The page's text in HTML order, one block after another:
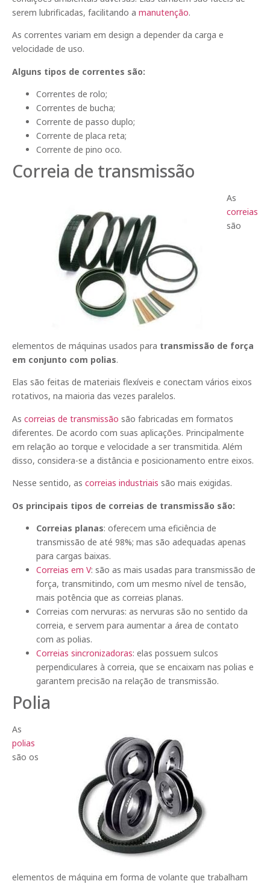
serem lubrificadas, facilitando a manutenção.
As correntes variam em design a depender da carga e
velocidade de uso.
Alguns tipos de correntes são:
Correntes de rolo;
Correntes de bucha;
Corrente de passo duplo;
Corrente de placa reta;
Corrente de pino oco.
Correia de transmissão
As
correias
são
elementos de máquinas usados para transmissão de força
em conjunto com polias.
Elas são feitas de materiais flexíveis e conectam vários eixos
rotativos, na maioria das vezes paralelos.
As correias de transmissão são fabricadas em formatos
diferentes. De acordo com suas aplicações. Principalmente
em relação ao torque e velocidade a ser transmitida. Além
disso, considera-se a distância e posicionamento entre eixos.
Nesse sentido, as correias industriais são mais exigidas.
Os principais tipos de correias de transmissão são:
Correias planas: oferecem uma eficiência de
transmissão de até 98%; mas são adequadas apenas
para cargas baixas.
Correias em V: são as mais usadas para transmissão de
força, transmitindo, com um mesmo nível de tensão,
mais potência que as correias planas.
Correias com nervuras: as nervuras são no sentido da
correia, e servem para aumentar a área de contato
com as polias.
Correias sincronizadoras: elas possuem sulcos
perpendiculares à correia, que se encaixam nas polias e
garantem precisão na relação de transmissão.
Polia
As
polias
são os
elementos de máquina em forma de volante que trabalham